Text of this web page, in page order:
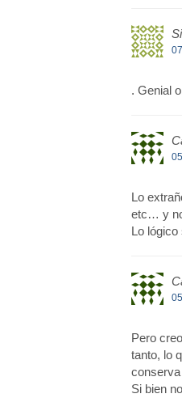
. Genial
Lo
etc… y
Lo
Pero
tanto, lo
Si bien